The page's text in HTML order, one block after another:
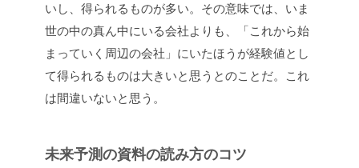
いし、得られるものが多い。その意味では、いま
世の中の真ん中にいる会社よりも、「これから始
まっていく周辺の会社」にいたほうが経験値とし
て得られるものは大きいと思うとのことだ。これ
は間違いないと思う。
未来予測の資料の読み方のコツ